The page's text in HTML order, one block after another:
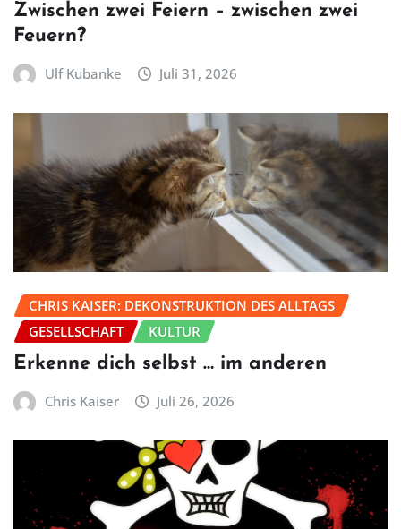
Zwischen zwei Feiern – zwischen zwei
Feuern?
Ulf Kubanke Juli 31, 2026
CHRIS KAISER: DEKONSTRUKTION DES ALLTAGS
GESELLSCHAFT
KULTUR
Erkenne dich selbst … im anderen
Chris Kaiser Juli 26, 2026